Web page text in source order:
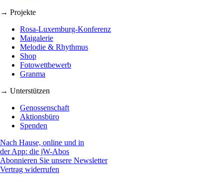
→ Projekte
Rosa-Luxemburg-Konferenz
Maigalerie
Melodie & Rhythmus
Shop
Fotowettbewerb
Granma
→ Unterstützen
Genossenschaft
Aktionsbüro
Spenden
Nach Hause, online und in
der App: die jW-Abos
Abonnieren Sie unsere Newsletter
Vertrag widerrufen